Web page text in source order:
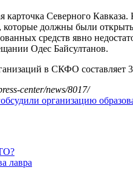
карточка Северного
которые должны были
средств явно
Одес Байсултанов.
в СКФО составляет
center/news/8017/
обсудили организацию
лавра